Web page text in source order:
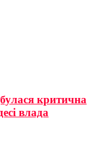
критична
влада